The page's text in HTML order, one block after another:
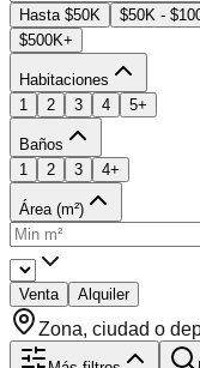
Hasta $50K $50K -
$500K+
Habitaciones
1
2 3 4 5+
Baños
1
2 3 4+
Área (m²)
Venta Alquiler
Zona, ciudad o